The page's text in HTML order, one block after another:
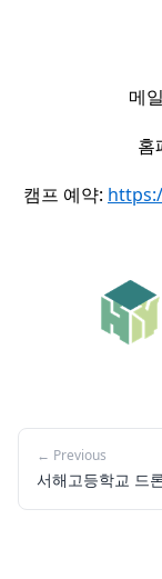
메
홈
캠프 예약:
← Previous
서해고등학교 드